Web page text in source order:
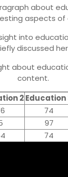
about
aspects of
into
discussed
about
content.
2Education
74
97
74